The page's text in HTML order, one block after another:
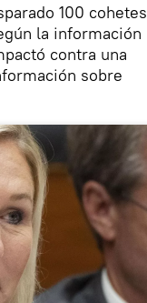
100 cohetes
la información
contra una
sobre